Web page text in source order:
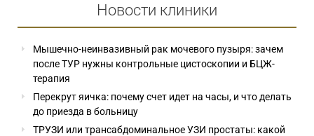
Новости клиники
Мышечно-неинвазивный рак мочевого пузыря: зачем
после ТУР нужны контрольные цистоскопии и БЦЖ-
терапия
Перекрут яичка: почему счет идет на часы, и что делать
до приезда в больницу
ТРУЗИ или трансабдоминальное УЗИ простаты: какой